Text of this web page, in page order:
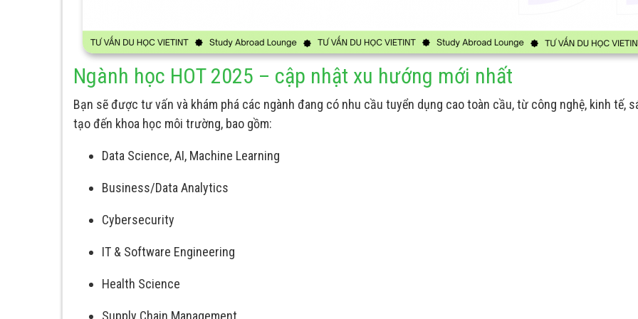
Ngành học HOT 2025 – cập nhật xu hướng mới nhất
Bạn sẽ được tư vấn và khám phá các ngành đang có nhu cầu tuyển dụng cao toàn cầu, từ công nghệ, kinh tế,
tạo đến khoa học môi trường, bao gồm:
Data Science, AI, Machine Learning
Business/Data Analytics
Cybersecurity
IT & Software Engineering
Health Science
Supply Chain Management